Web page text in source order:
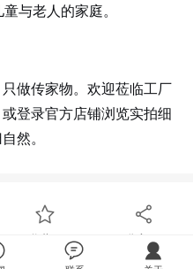
与老人的家庭。
做传家物。欢迎莅临工厂
登录官方店铺浏览实拍细
然。
收藏 分享 95